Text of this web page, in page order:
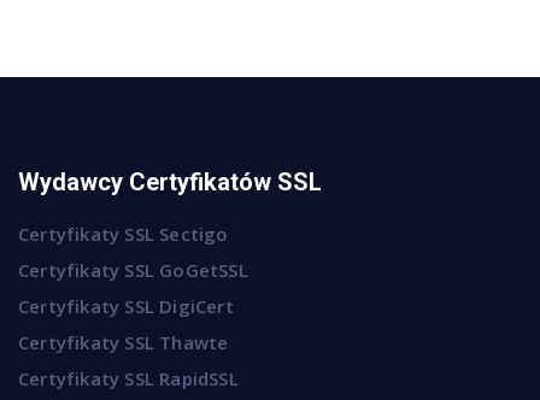
Wydawcy Certyfikatów SSL
Certyfikaty SSL Sectigo
Certyfikaty SSL GoGetSSL
Certyfikaty SSL DigiCert
Certyfikaty SSL Thawte
Certyfikaty SSL RapidSSL